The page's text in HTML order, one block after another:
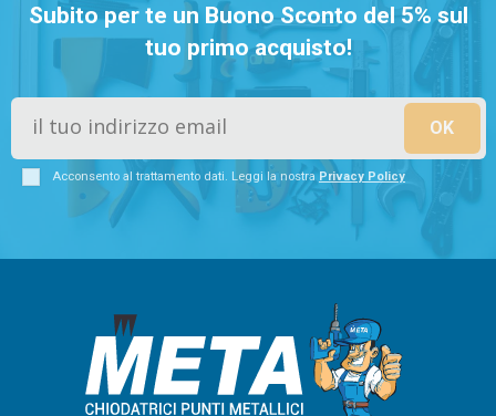
Subito per te un Buono Sconto del 5% sul
tuo primo acquisto!
Acconsento al trattamento dati. Leggi la nostra Privacy Policy